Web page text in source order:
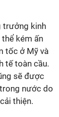
trưởng kinh
kém ấn
tốc ở Mỹ và
tế toàn cầu.
sẽ được
nước do
thiện.